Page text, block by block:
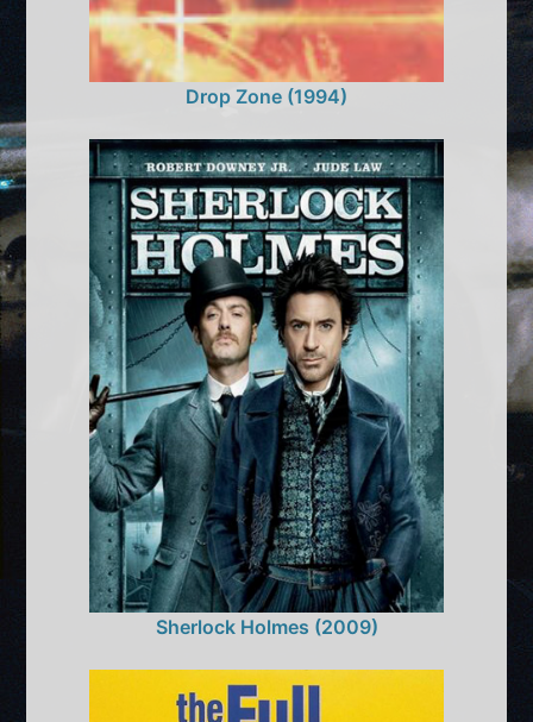
Drop Zone (1994)
Sherlock Holmes (2009)